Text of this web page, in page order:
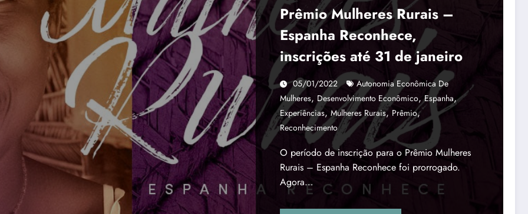
Prêmio Mulheres Rurais –
Espanha Reconhece,
inscrições até 31 de janeiro
05/01/2022
Autonomia Econômica De
Mulheres, Desenvolvimento Econômico,Espanha,
Experiências, Mulheres Rurais, Prêmio,
Reconhecimento
O período de inscrição para o Prêmio Mulheres
Rurais – Espanha Reconhece foi prorrogado.
Agora…